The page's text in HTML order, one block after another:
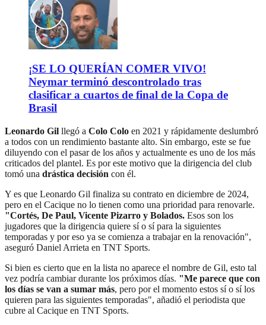
¡SE LO QUERÍAN COMER VIVO!
Neymar terminó descontrolado tras
clasificar a cuartos de final de la Copa de
Brasil
Leonardo Gil llegó a Colo Colo en 2021 y rápidamente deslumbró
a todos con un rendimiento bastante alto. Sin embargo, este se fue
diluyendo con el pasar de los años y actualmente es uno de los más
criticados del plantel. Es por este motivo que la dirigencia del club
tomó una drástica decisión con él.
Y es que Leonardo Gil finaliza su contrato en diciembre de 2024,
pero en el Cacique no lo tienen como una prioridad para renovarle.
"Cortés, De Paul, Vicente Pizarro y Bolados. Esos son los
jugadores que la dirigencia quiere sí o sí para la siguientes
temporadas y por eso ya se comienza a trabajar en la renovación",
aseguró Daniel Arrieta en TNT Sports.
Si bien es cierto que en la lista no aparece el nombre de Gil, esto tal
vez podría cambiar durante los próximos días. "Me parece que con
los días se van a sumar más, pero por el momento estos sí o sí los
quieren para las siguientes temporadas", añadió el periodista que
cubre al Cacique en TNT Sports.